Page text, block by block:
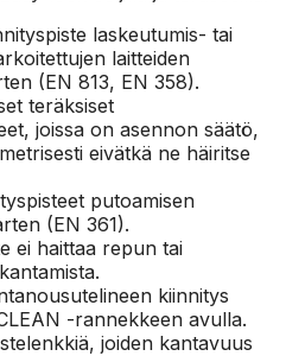
laskeutumis- tai
laitteiden
(EN 813, EN 358).
teräksiset
joissa on asennon säätö,
eivätkä ne häiritse
putoamisen
(EN 361).
ei haittaa repun tai
kiinnitys
-rannekkeen avulla.
joiden kantavuus